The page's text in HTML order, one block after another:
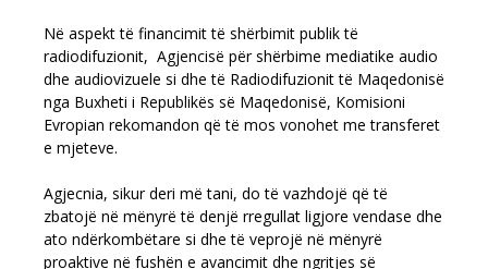
Në aspekt të financimit të shërbimit publik të
radiodifuzionit, Agjencisë për shërbime mediatike audio
dhe audiovizuele si dhe të Radiodifuzionit të Maqedonisë
nga Buxheti i Republikës së Maqedonisë, Komisioni
Evropian rekomandon që të mos vonohet me transferet
e mjeteve.
Agjecnia, sikur deri më tani, do të vazhdojë që të
zbatojë në mënyrë të denjë rregullat ligjore vendase dhe
ato ndërkombëtare si dhe të veprojë në mënyrë
proaktive në fushën e avancimit dhe ngritjes së